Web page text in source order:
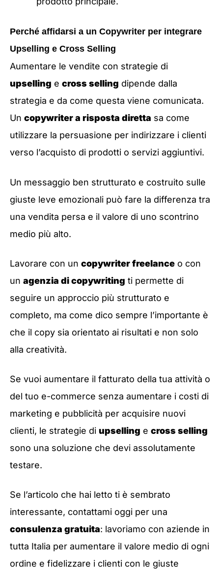
Perché affidarsi a un Copywriter per integrare
Upselling e Cross Selling
Aumentare le vendite con strategie di
upselling e cross selling dipende dalla
strategia e da come questa viene comunicata.
Un copywriter a risposta diretta sa come
utilizzare la persuasione per indirizzare i clienti
verso l’acquisto di prodotti o servizi aggiuntivi.
Un messaggio ben strutturato e costruito sulle
giuste leve emozionali può fare la differenza tra
una vendita persa e il valore di uno scontrino
medio più alto.
Lavorare con un copywriter freelance o con
un agenzia di copywriting ti permette di
seguire un approccio più strutturato e
completo, ma come dico sempre l’importante è
che il copy sia orientato ai risultati e non solo
alla creatività.
Se vuoi aumentare il fatturato della tua attività o
del tuo e-commerce senza aumentare i costi di
marketing e pubblicità per acquisire nuovi
clienti, le strategie di upselling e cross selling
sono una soluzione che devi assolutamente
testare.
Se l’articolo che hai letto ti è sembrato
interessante, contattami oggi per una
consulenza gratuita: lavoriamo con aziende in
tutta Italia per aumentare il valore medio di ogni
ordine e fidelizzare i clienti con le giuste